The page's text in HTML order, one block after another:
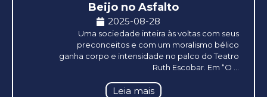
Beijo no Asfalto
2025-08-28
Uma sociedade inteira às voltas com seus
preconceitos e com um moralismo bélico
ganha corpo e intensidade no palco do Teatro
Ruth Escobar. Em “O ...
Leia mais